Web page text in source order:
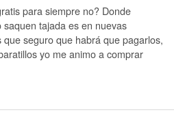
para siempre no? Donde
tajada es en nuevas
seguro que habrá que pagarlos,
yo me animo a comprar